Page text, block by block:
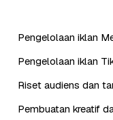
Pengelolaan iklan
Pengelolaan iklan
Riset audiens dan
Pembuatan kreatif